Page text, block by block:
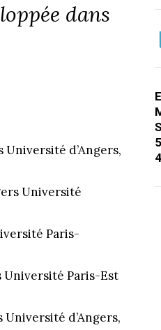
dans
d’Angers,
Université
Paris-
Université Paris-Est
d’Angers,